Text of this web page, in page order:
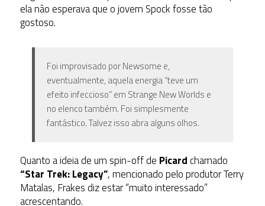
ela não esperava que o jovem Spock fosse tão
gostoso.
Foi improvisado por Newsome e,
eventualmente, aquela energia “teve um
efeito infeccioso” em Strange New Worlds e
no elenco também. Foi simplesmente
fantástico. Talvez isso abra alguns olhos.
Quanto a ideia de um spin-off de Picardchamado
“Star Trek: Legacy”, mencionado pelo produtor Terry
Matalas, Frakes diz estar “muito interessado”
acrescentando.